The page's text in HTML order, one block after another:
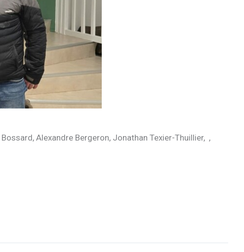
Alexandre Bergeron, Jonathan Texier-Thuillier, ,